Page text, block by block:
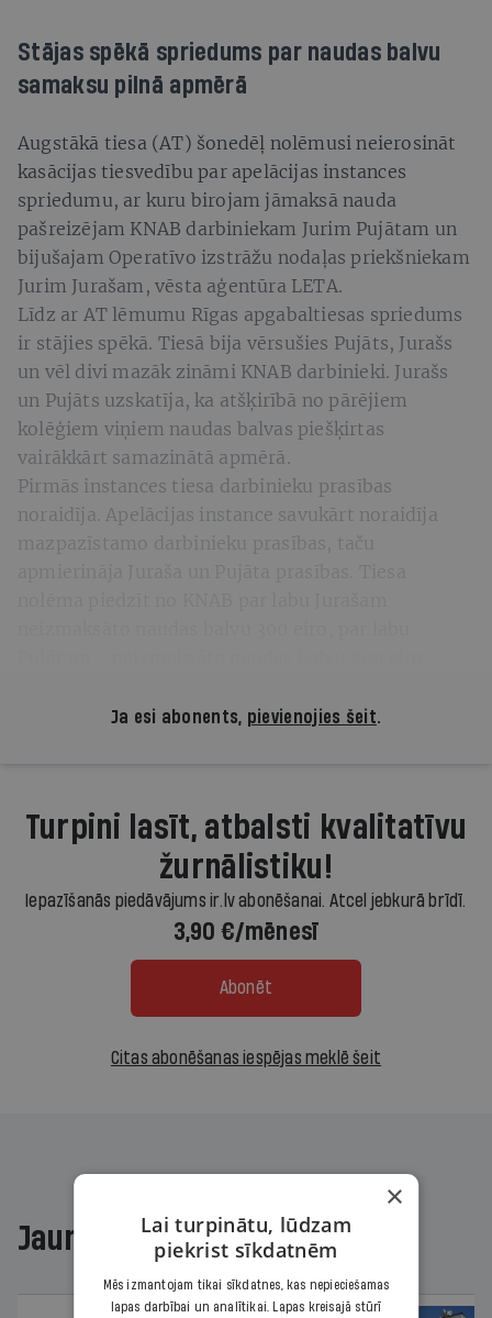
Stājas spēkā spriedums par naudas balvu
samaksu pilnā apmērā
Augstākā tiesa (AT) šonedēļ nolēmusi neierosināt
kasācijas tiesvedību par apelācijas instances
spriedumu, ar kuru birojam jāmaksā nauda
pašreizējam KNAB darbiniekam Jurim Pujātam un
bijušajam Operatīvo izstrāžu nodaļas priekšniekam
Jurim Jurašam, vēsta aģentūra LETA.
Līdz ar AT lēmumu Rīgas apgabaltiesas spriedums
ir stājies spēkā. Tiesā bija vērsušies Pujāts, Jurašs
un vēl divi mazāk zināmi KNAB darbinieki. Jurašs
un Pujāts uzskatīja, ka atšķirībā no pārējiem
kolēģiem viņiem naudas balvas piešķirtas
vairākkārt samazinātā apmērā.
Pirmās instances tiesa darbinieku prasības
noraidīja. Apelācijas instance savukārt noraidīja
mazpazīstamo darbinieku prasības, taču
Ja esi abonents, pievienojies šeit.
Turpini lasīt, atbalsti kvalitatīvu
žurnālistiku!
Iepazīšanās piedāvājums ir.lv abonēšanai. Atcel jebkurā brīdī.
3,90 €/mēnesī
Abonēt
Citas abonēšanas iespējas meklē šeit
Jaunākajā žurnālā
×
Lai turpinātu, lūdzam
piekrist sīkdatnēm
Mēs izmantojam tikai sīkdatnes, kas nepieciešamas
lapas darbībai un analītikai. Lapas kreisajā stūrī